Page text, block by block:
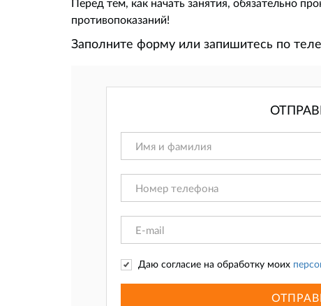
противопоказаний!
Заполните форму или запишитесь по
Даю согласие на обработку моих